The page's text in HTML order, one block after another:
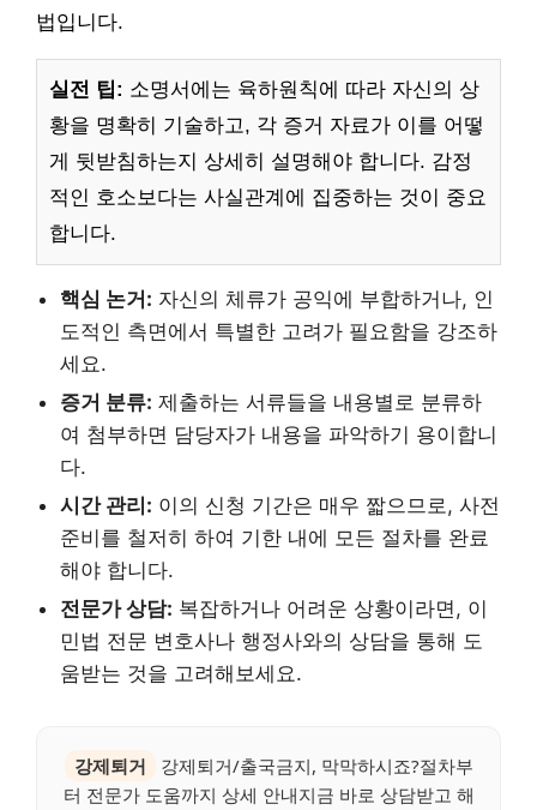
법입니다.
실전 팁: 소명서에는 육하원칙에 따라 자신의 상
황을 명확히 기술하고, 각 증거 자료가 이를 어떻
게 뒷받침하는지 상세히 설명해야 합니다. 감정
적인 호소보다는 사실관계에 집중하는 것이 중요
합니다.
핵심 논거: 자신의 체류가 공익에 부합하거나, 인
도적인 측면에서 특별한 고려가 필요함을 강조하
세요.
증거 분류: 제출하는 서류들을 내용별로 분류하
여 첨부하면 담당자가 내용을 파악하기 용이합니
다.
시간 관리: 이의 신청 기간은 매우 짧으므로, 사전
준비를 철저히 하여 기한 내에 모든 절차를 완료
해야 합니다.
전문가 상담: 복잡하거나 어려운 상황이라면, 이
민법 전문 변호사나 행정사와의 상담을 통해 도
움받는 것을 고려해보세요.
강제퇴거
강제퇴거/출국금지, 막막하시죠?절차부
터 전문가 도움까지 상세 안내지금 바로 상담받고 해